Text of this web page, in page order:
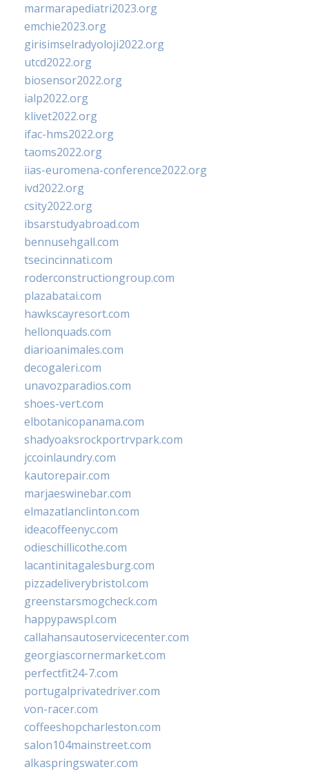
marmarapediatri2023.org
emchie2023.org
girisimselradyoloji2022.org
utcd2022.org
biosensor2022.org
ialp2022.org
klivet2022.org
ifac-hms2022.org
taoms2022.org
iias-euromena-conference2022.org
ivd2022.org
csity2022.org
ibsarstudyabroad.com
bennusehgall.com
tsecincinnati.com
roderconstructiongroup.com
plazabatai.com
hawkscayresort.com
hellonquads.com
diarioanimales.com
decogaleri.com
unavozparadios.com
shoes-vert.com
elbotanicopanama.com
shadyoaksrockportrvpark.com
jccoinlaundry.com
kautorepair.com
marjaeswinebar.com
elmazatlanclinton.com
ideacoffeenyc.com
odieschillicothe.com
lacantinitagalesburg.com
pizzadeliverybristol.com
greenstarsmogcheck.com
happypawspl.com
callahansautoservicecenter.com
georgiascornermarket.com
perfectfit24-7.com
portugalprivatedriver.com
von-racer.com
coffeeshopcharleston.com
salon104mainstreet.com
alkaspringswater.com